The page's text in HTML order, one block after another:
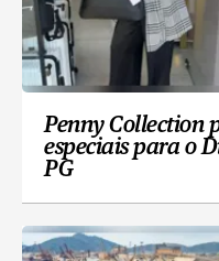
Penny Collection
especiais para o
PG